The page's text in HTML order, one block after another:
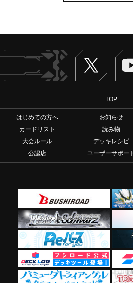
Twitter
TOP
はじめての方へ お知らせ
カードリスト
読み物
大会ルール
デッキレシピ
公認店
ユーザーサポート